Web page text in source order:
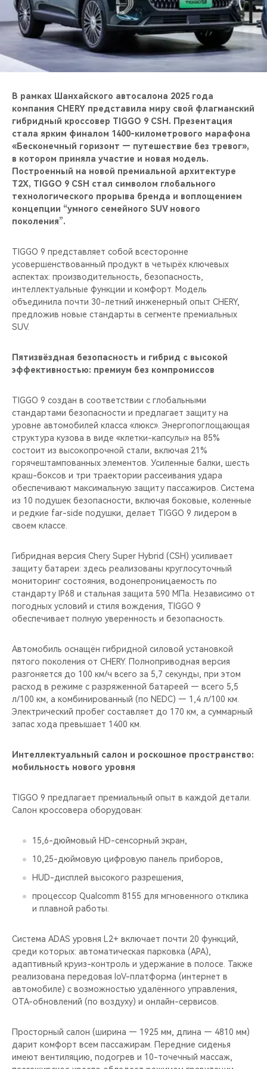
CHERY И СПОРТ
НАШИ МЕРОПРИЯТИЯ
ВИДЕООБЗОРЫ
CHERY ДЛЯ ДЕТЕЙ
В рамках Шанхайского автосалона 2025 года
компания CHERY представила миру свой флагманский
гибридный кроссовер TIGGO 9 CSH. Презентация
стала ярким финалом 1400-километрового марафона
«Бесконечный горизонт — путешествие без тревог»,
в котором приняла участие и новая модель.
Построенный на новой премиальной архитектуре
T2X, TIGGO 9 CSH стал символом глобального
технологического прорыва бренда и воплощением
концепции “умного семейного SUV нового
поколения”.
TIGGO 9 представляет собой всесторонне
усовершенствованный продукт в четырёх ключевых
аспектах: производительность, безопасность,
интеллектуальные функции и комфорт. Модель
объединила почти 30-летний инженерный опыт CHERY,
предложив новые стандарты в сегменте премиальных
SUV.
Пятизвёздная безопасность и гибрид с высокой
эффективностью: премиум без компромиссов
TIGGO 9 создан в соответствии с глобальными
стандартами безопасности и предлагает защиту на
уровне автомобилей класса «люкс». Энергопоглощающая
структура кузова в виде «клетки-капсулы» на 85%
состоит из высокопрочной стали, включая 21%
горячештампованных элементов. Усиленные балки, шесть
краш-боксов и три траектории рассеивания удара
обеспечивают максимальную защиту пассажиров. Система
из 10 подушек безопасности, включая боковые, коленные
и редкие far-side подушки, делает TIGGO 9 лидером в
своем классе.
Гибридная версия Chery Super Hybrid (CSH) усиливает
защиту батареи: здесь реализованы круглосуточный
мониторинг состояния, водонепроницаемость по
стандарту IP68 и стальная защита 590 МПа. Независимо от
погодных условий и стиля вождения, TIGGO 9
обеспечивает полную уверенность и безопасность.
Автомобиль оснащён гибридной силовой установкой
пятого поколения от CHERY. Полноприводная версия
разгоняется до 100 км/ч всего за 5,7 секунды, при этом
расход в режиме с разряженной батареей — всего 5,5
л/100 км, а комбинированный (по NEDC) — 1,4 л/100 км.
Электрический пробег составляет до 170 км, а суммарный
запас хода превышает 1400 км.
Интеллектуальный салон и роскошное пространство:
мобильность нового уровня
TIGGO 9 предлагает премиальный опыт в каждой детали.
Салон кроссовера оборудован:
15,6-дюймовый HD-сенсорный экран,
10,25-дюймовую цифровую панель приборов,
HUD-дисплей высокого разрешения,
процессор Qualcomm 8155 для мгновенного отклика
и плавной работы.
Система ADAS уровня L2+ включает почти 20 функций,
среди которых: автоматическая парковка (APA),
адаптивный круиз-контроль и удержание в полосе. Также
реализована передовая IoV-платформа (интернет в
автомобиле) с возможностью удалённого управления,
OTA-обновлений (по воздуху) и онлайн-сервисов.
Просторный салон (ширина — 1925 мм, длина — 4810 мм)
дарит комфорт всем пассажирам. Передние сиденья
имеют вентиляцию, подогрев и 10-точечный массаж,